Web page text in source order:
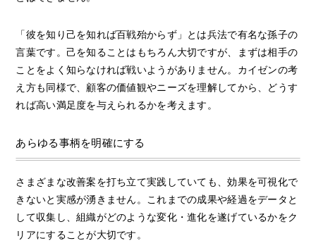
「彼を知り己を知れば百戦殆からず」とは兵法で有名な孫子の
言葉です。己を知ることはもちろん大切ですが、まずは相手の
ことをよく知らなければ戦いようがありません。カイゼンの考
え方も同様で、顧客の価値観やニーズを理解してから、どうす
れば高い満足度を与えられるかを考えます。
あらゆる事柄を明確にする
さまざまな改善案を打ち立て実践していても、効果を可視化で
きないと実感が湧きません。これまでの成果や経過をデータと
して収集し、組織がどのような変化・進化を遂げているかをク
リアにすることが大切です。